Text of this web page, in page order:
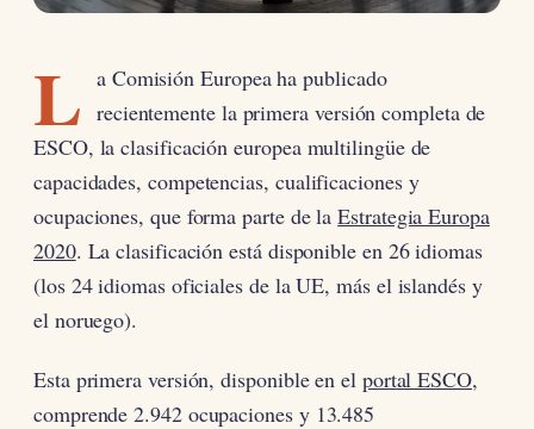
L a Comisión Europea ha publicado
recientemente la primera versión completa de
ESCO, la clasificación europea multilingüe de
capacidades, competencias, cualificaciones y
ocupaciones, que forma parte de laEstrategia Europa
2020. La clasificación está disponible en 26 idiomas
(los 24 idiomas oficiales de la UE, más el islandés y
el noruego).
Esta primera versión, disponible en el portal ESCO,
comprende 2.942 ocupaciones y 13.485